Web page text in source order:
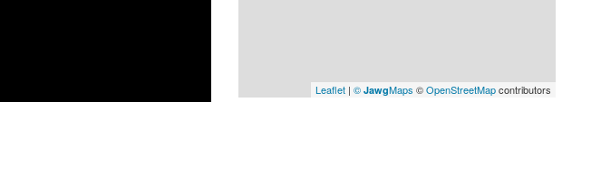
Leaflet | © JawgMaps ©OpenStreetMapcontributors